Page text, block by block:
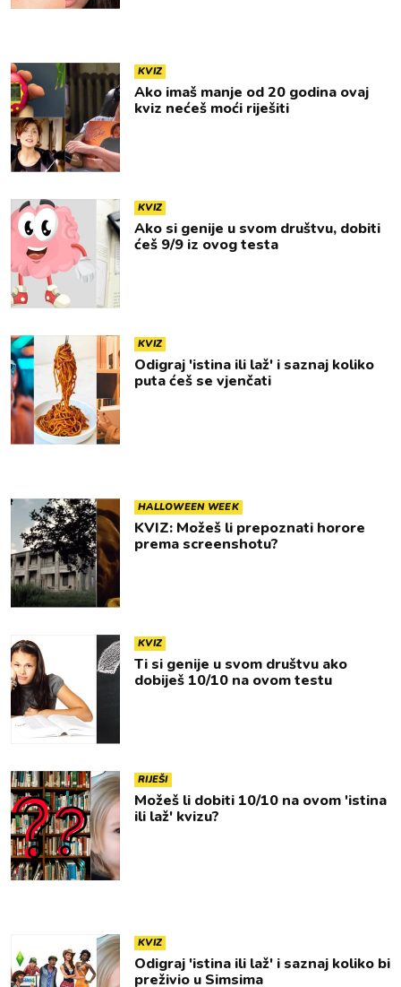
KVIZ
Ako imaš manje od 20 godina ovaj
kviz nećeš moći riješiti
KVIZ
Ako si genije u svom društvu, dobiti
ćeš 9/9 iz ovog testa
KVIZ
Odigraj 'istina ili laž' i saznaj koliko
puta ćeš se vjenčati
HALLOWEEN WEEK
KVIZ: Možeš li prepoznati horore
prema screenshotu?
KVIZ
Ti si genije u svom društvu ako
dobiješ 10/10 na ovom testu
RIJEŠI
Možeš li dobiti 10/10 na ovom 'istina
ili laž' kvizu?
KVIZ
Odigraj 'istina ili laž' i saznaj koliko bi
preživio u Simsima